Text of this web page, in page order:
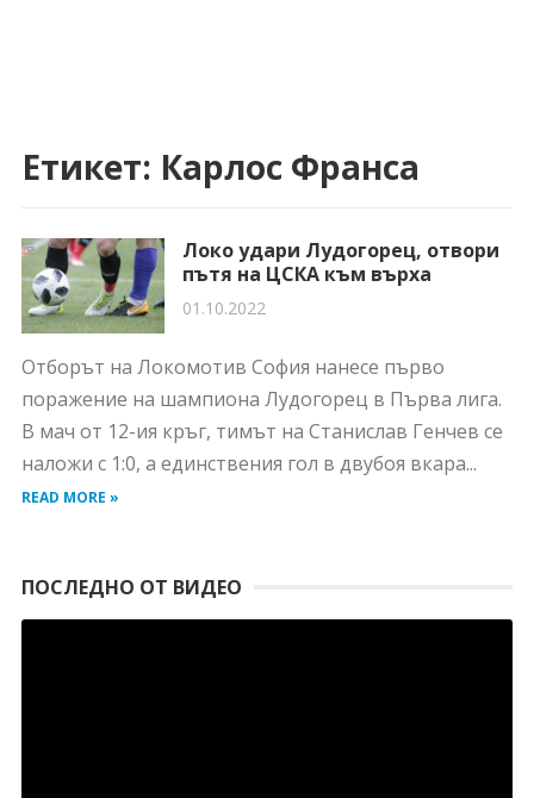
Етикет: Карлос Франса
Локо удари Лудогорец, отвори
пътя на ЦСКА към върха
01.10.2022
Отборът на Локомотив София нанесе първо
поражение на шампиона Лудогорец в Първа лига.
В мач от 12-ия кръг, тимът на Станислав Генчев се
наложи с 1:0, а единствения гол в двубоя вкара...
READ MORE »
ПОСЛЕДНО ОТ ВИДЕО